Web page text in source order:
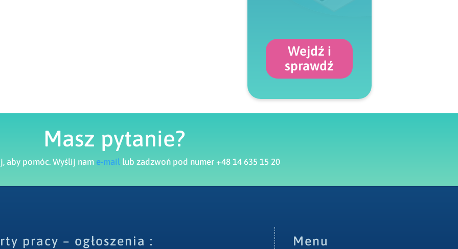
Wejdź i
sprawdź
Masz pytanie?
aby pomóc. Wyślij nam e-mail lub zadzwoń pod numer +48 14 635 15 20
pracy – ogłoszenia : Menu